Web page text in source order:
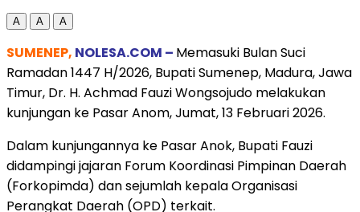
A A A
SUMENEP, NOLESA.COM – Memasuki Bulan Suci
Ramadan 1447 H/2026, Bupati Sumenep, Madura, Jawa
Timur, Dr. H. Achmad Fauzi Wongsojudo melakukan
kunjungan ke Pasar Anom, Jumat, 13 Februari 2026.
Dalam kunjungannya ke Pasar Anok, Bupati Fauzi
didampingi jajaran Forum Koordinasi Pimpinan Daerah
(Forkopimda) dan sejumlah kepala Organisasi
Perangkat Daerah (OPD) terkait.